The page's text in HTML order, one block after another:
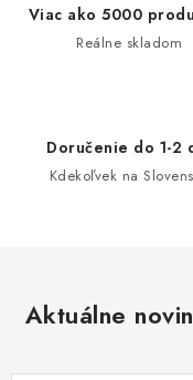
Viac ako 5000
Reálne skladom
Doručenie do 1-2
Kdekoľvek na
Aktuálne